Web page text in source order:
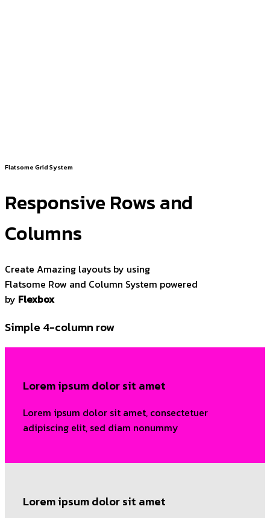
Flatsome Grid System
Responsive Rows and
Columns
Create Amazing layouts by using
Flatsome Row and Column System powered
by Flexbox
Simple 4-column row
Lorem ipsum dolor sit amet
Lorem ipsum dolor sit amet, consectetuer
adipiscing elit, sed diam nonummy
Lorem ipsum dolor sit amet